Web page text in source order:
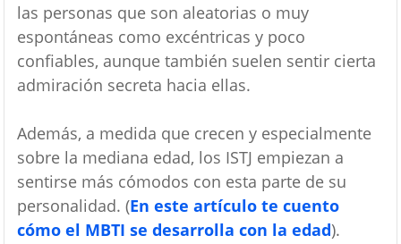
las personas que son aleatorias o muy
espontáneas como excéntricas y poco
confiables, aunque también suelen sentir cierta
admiración secreta hacia ellas.
Además, a medida que crecen y especialmente
sobre la mediana edad, los ISTJ empiezan a
sentirse más cómodos con esta parte de su
personalidad. (En este artículo te cuento
cómo el MBTI se desarrolla con la edad).